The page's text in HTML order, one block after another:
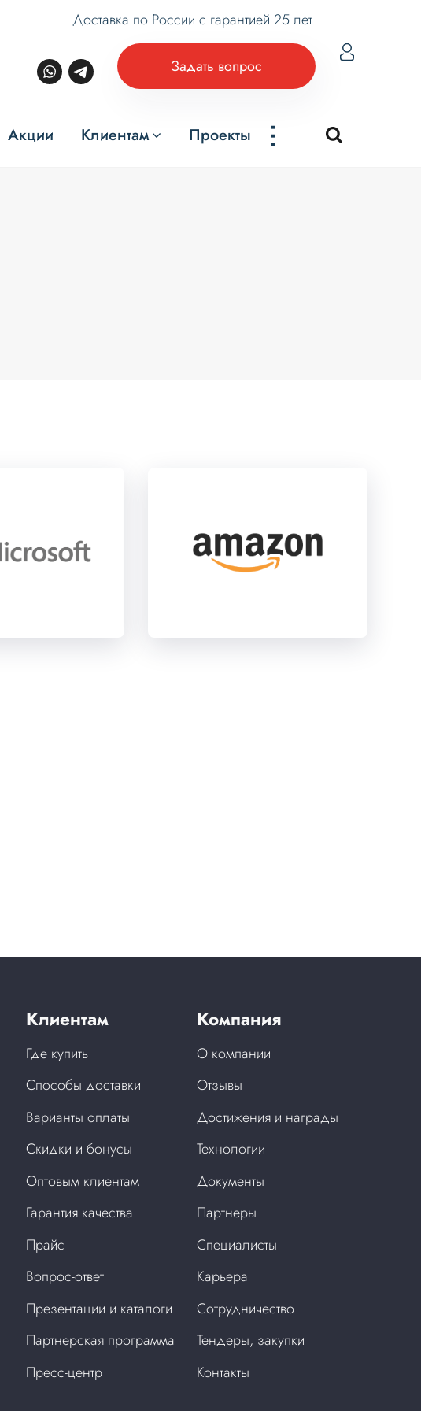
Доставка по России с гарантией 25 лет
Задать вопрос
Акции Клиентам Проекты ...
Клиентам
Где купить
Способы доставки
Варианты оплаты
Скидки и бонусы
Оптовым клиентам
Гарантия качества
Прайс
Вопрос-ответ
Презентации и каталоги
Партнерская программа
Пресс-центр
Компания
О компании
Отзывы
Достижения и награды
Технологии
Документы
Партнеры
Специалисты
Карьера
Сотрудничество
Тендеры, закупки
Контакты